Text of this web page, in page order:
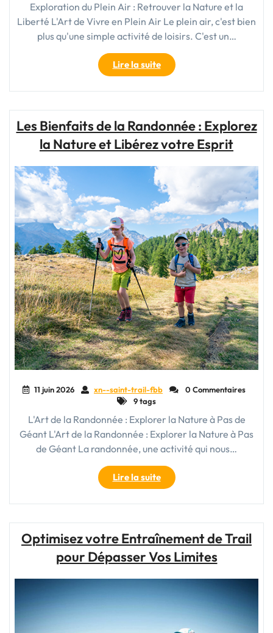
Exploration du Plein Air : Retrouver la Nature et la
Liberté L'Art de Vivre en Plein Air Le plein air, c'est bien
plus qu'une simple activité de loisirs. C'est un…
Lire la suite"Exploration
et
Liberté
Air"
Les Bienfaits de la Randonnée : Explorez
la Nature et Libérez votre Esprit
11 juin 2026 xn--saint-trail-fbb
0 Commentaires
9 tags
L'Art de la Randonnée : Explorer la Nature à Pas de
Géant L'Art de la Randonnée : Explorer la Nature à Pas
de Géant La randonnée, une activité qui nous…
Lire la suite"Les
Bienfaits
de
:
Explorez
Optimisez votre Entraînement de Trail
pour Dépasser Vos Limites